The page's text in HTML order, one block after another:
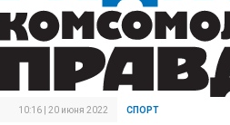
10:16 | 20 июня 2022 СПОРТ